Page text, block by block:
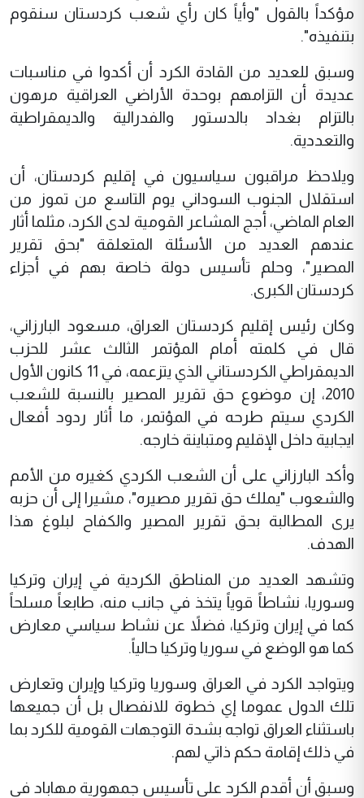
مؤكداً بالقول "وأياً كان رأي شعب كردستان سنقوم
بتنفيذه".
وسبق للعديد من القادة الكرد أن أكدوا في مناسبات
عديدة أن التزامهم بوحدة الأراضي العراقية مرهون
بالتزام بغداد بالدستور والفدرالية والديمقراطية
والتعددية.
ويلاحظ مراقبون سياسيون في إقليم كردستان، أن
استقلال الجنوب السوداني يوم التاسع من تموز من
العام الماضي، أجج المشاعر القومية لدى الكرد، مثلما أثار
عندهم العديد من الأسئلة المتعلقة "بحق تقرير
المصير"، وحلم تأسيس دولة خاصة بهم في أجزاء
كردستان الكبرى.
وكان رئيس إقليم كردستان العراق، مسعود البارزاني،
قال في كلمته أمام المؤتمر الثالث عشر للحزب
الديمقراطي الكردستاني الذي يتزعمه، في 11 كانون الأول
2010، إن موضوع حق تقرير المصير بالنسبة للشعب
الكردي سيتم طرحه في المؤتمر، ما أثار ردود أفعال
ايجابية داخل الإقليم ومتباينة خارجه.
وأكد البارزاني على أن الشعب الكردي كغيره من الأمم
والشعوب "يملك حق تقرير مصيره"، مشيرا إلى أن حزبه
يرى المطالبة بحق تقرير المصير والكفاح لبلوغ هذا
الهدف.
وتشهد العديد من المناطق الكردية في إيران وتركيا
وسوريا، نشاطاً قوياً يتخذ في جانب منه، طابعاً مسلحاً
كما في إيران وتركيا، فضلاً عن نشاط سياسي معارض
كما هو الوضع في سوريا وتركيا حالياً.
ويتواجد الكرد في العراق وسوريا وتركيا وإيران وتعارض
تلك الدول عموما إي خطوة للانفصال بل أن جميعها
باستثناء العراق تواجه بشدة التوجهات القومية للكرد بما
في ذلك إقامة حكم ذاتي لهم.
وسبق أن أقدم الكرد على تأسيس جمهورية مهاباد في